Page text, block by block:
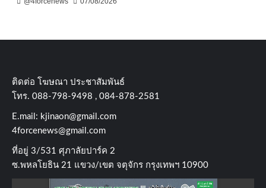
ติดต่อ​ โฆษณา​ ประชาสัมพันธ์
โทร​. 088-798-9498 , 084-878-2581
E.mail: kjinaon@gmail.com
4forcenews@gmail.com
ที่อยู่​ 3/531​ ศุภาลัยปาร์ค​ 2
ซ.พหลโยธิน​ 21​ แขวง/เขต​ จตุจักร​ กรุงเทพฯ 10900